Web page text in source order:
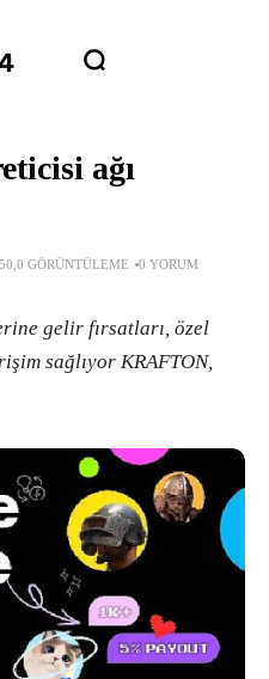
ağı
GÖRÜNTÜLEME 0 YORUM
gelir fırsatları, özel
sağlıyor KRAFTON,